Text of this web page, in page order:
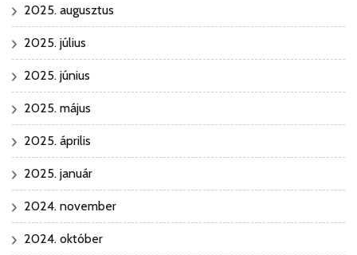
2025. augusztus
2025. július
2025. június
2025. május
2025. április
2025. január
2024. november
2024. október